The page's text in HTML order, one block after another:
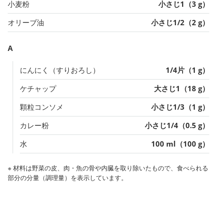
小麦粉
小さじ1（3 g）
オリーブ油
小さじ1/2（2 g）
A
にんにく（すりおろし）
1/4片（1 g）
ケチャップ
大さじ1（18 g）
顆粒コンソメ
小さじ1/3（1 g）
カレー粉
小さじ1/4（0.5 g）
水
100 ml（100 g）
※ 材料は野菜の皮、肉・魚の骨や内臓を取り除いたもので、食べられる
部分の分量（調理量）を表示しています。